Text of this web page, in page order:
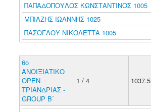
ΠΑΠΑΔΟΠΟΥΛΟΣ ΚΩΝΣΤΑΝΤΙΝΟΣ 1005
ΜΠΙΑΖΗΣ ΙΩΑΝΝΗΣ 1025
ΠΑΣΟΓΛΟΥ ΝΙΚΟΛΕΤΤΑ 1005
6ο
ΑΝΟΙΞΙΑΤΙΚΟ
ΟΡΕΝ
ΤΡΙΑΝΔΡΙΑΣ -
GROUP Β΄
1 / 4 1037.5